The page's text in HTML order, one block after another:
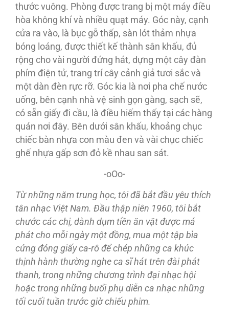
thước vuông. Phòng được trang bị một máy điều
hòa không khí và nhiều quạt máy. Góc này, cạnh
cửa ra vào, là bục gỗ thấp, sàn lót thảm nhựa
bóng loáng, được thiết kế thành sân khấu, đủ
rộng cho vài người đứng hát, dựng một cây đàn
phím điện tử, trang trí cây cảnh giả tươi sắc và
một dàn đèn rực rỡ. Góc kia là nơi pha chế nước
uống, bên cạnh nhà vệ sinh gọn gàng, sạch sẽ,
có sẵn giấy đi cầu, là điều hiếm thấy tại các hàng
quán nơi đây. Bên dưới sân khấu, khoảng chục
chiếc bàn nhựa con màu đen và vài chục chiếc
ghế nhựa gấp sơn đỏ kề nhau san sát.
-oOo-
Từ những năm trung học, tôi đã bắt đầu yêu thích
tân nhạc Việt Nam. Đầu thập niên 1960, tôi bắt
chước các chị, dành dụm tiền ăn vặt được má
phát cho mỗi ngày một đồng, mua một tập bìa
cứng đóng giấy ca-rô để chép những ca khúc
thịnh hành thường nghe ca sĩ hát trên đài phát
thanh, trong những chương trình đại nhạc hội
hoặc trong những buổi phụ diễn ca nhạc những
tối cuối tuần trước giờ chiếu phim.